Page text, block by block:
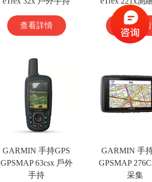
查看詳情 查看詳情
GARMIN 手持GPS
GPSMAP 63csx 戶外
手持
GARMIN 手
GPSMAP
采集